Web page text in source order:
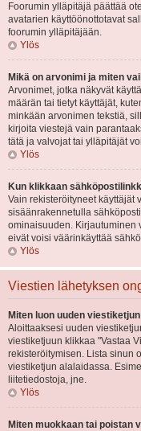
Foorumin ylläpitäjä päättää
avatarien käyttöönottotavat
foorumin ylläpitäjään.
Ylös
Mikä on arvonimi ja miten
Arvonimet, jotka näkyvät
määrän tai tietyt käyttäjät,
minkään arvonimen tekstiä,
kirjoita viestejä vain
tätä ja valvojat tai ylläpitäjät
Ylös
Kun klikkaan
Vain rekisteröityneet käyttäjät
sisäänrakennetulla
ominaisuuden. Kirjautuminen
eivät voisi väärinkäyttää
Ylös
Viestien lähetyksen
Miten luon uuden
Aloittaaksesi uuden
viestiketjuun klikkaa "Vastaa
rekisteröitymisen. Lista sinun
viestiketjun alalaidassa.
liitetiedostoja, jne.
Ylös
Miten muokkaan tai poistan